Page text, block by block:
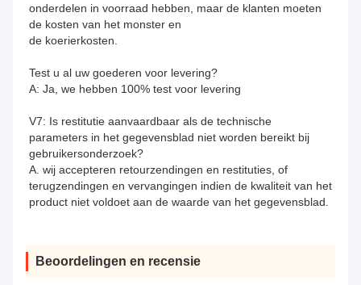
onderdelen in voorraad hebben, maar de klanten moeten
de kosten van het monster en
de koerierkosten.
Test u al uw goederen voor levering?
A: Ja, we hebben 100% test voor levering
V7: Is restitutie aanvaardbaar als de technische
parameters in het gegevensblad niet worden bereikt bij
gebruikersonderzoek?
A. wij accepteren retourzendingen en restituties, of
terugzendingen en vervangingen indien de kwaliteit van het
product niet voldoet aan de waarde van het gegevensblad.
Beoordelingen en recensie